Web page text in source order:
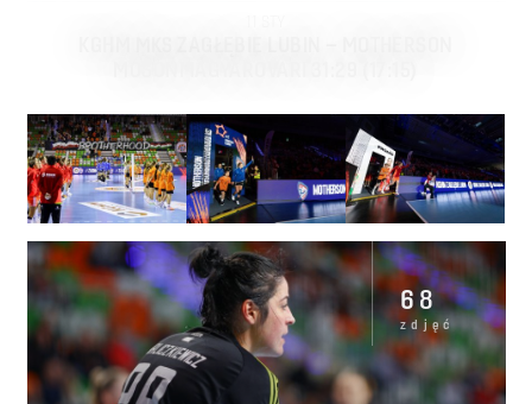
68
zdjęć